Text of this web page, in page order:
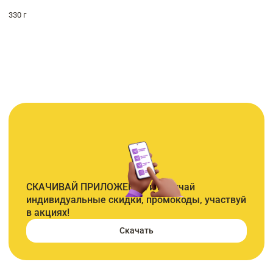
330 г
СКАЧИВАЙ ПРИЛОЖЕНИЕ и получай
индивидуальные скидки, промокоды, участвуй
в акциях!
Скачать